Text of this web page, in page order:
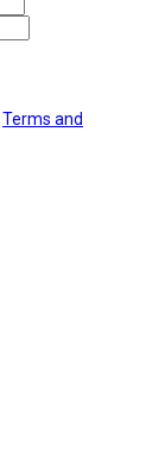
Terms and